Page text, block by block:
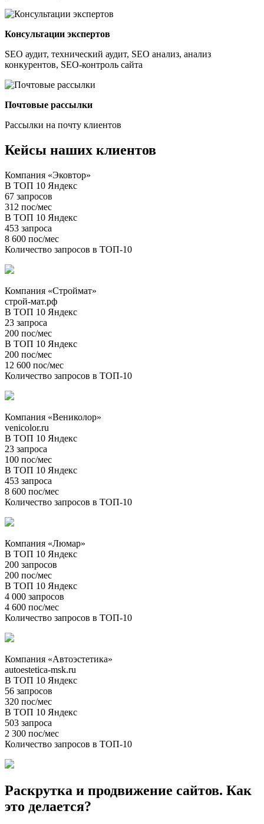
Консультации экспертов
SEO аудит, технический аудит, SEO анализ, анализ
конкурентов, SEO-контроль сайта
Почтовые рассылки
Рассылки на почту клиентов
Кейсы наших клиентов
Компания «Эковтор»
В ТОП 10 Яндекс
67 запросов
312 пос/мес
В ТОП 10 Яндекс
453 запроса
8 600 пос/мес
Количество запросов в ТОП-10
Компания «Строймат»
строй-мат.рф
В ТОП 10 Яндекс
23 запроса
200 пос/мес
В ТОП 10 Яндекс
200 пос/мес
12 600 пос/мес
Количество запросов в ТОП-10
Компания «Вениколор»
venicolor.ru
В ТОП 10 Яндекс
23 запроса
100 пос/мес
В ТОП 10 Яндекс
453 запроса
8 600 пос/мес
Количество запросов в ТОП-10
Компания «Люмар»
В ТОП 10 Яндекс
200 запросов
200 пос/мес
В ТОП 10 Яндекс
4 000 запросов
4 600 пос/мес
Количество запросов в ТОП-10
Компания «Автоэстетика»
autoestetica-msk.ru
В ТОП 10 Яндекс
56 запросов
320 пос/мес
В ТОП 10 Яндекс
503 запроса
2 300 пос/мес
Количество запросов в ТОП-10
Раскрутка и продвижение сайтов. Как
это делается?